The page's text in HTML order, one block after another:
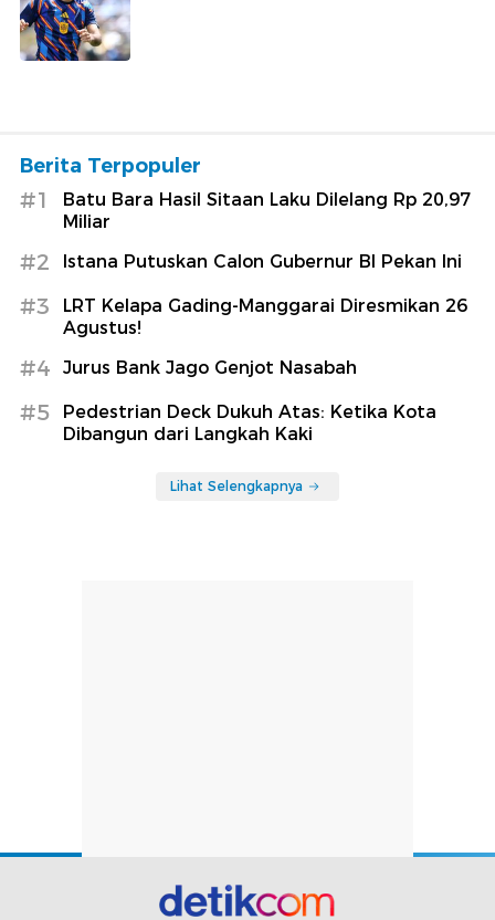
Berita Terpopuler
#1
Batu Bara Hasil Sitaan Laku Dilelang Rp 20,97
Miliar
#2 Istana Putuskan Calon Gubernur BI Pekan Ini
#3
LRT Kelapa Gading-Manggarai Diresmikan 26
Agustus!
#4 Jurus Bank Jago Genjot Nasabah
#5
Pedestrian Deck Dukuh Atas: Ketika Kota
Dibangun dari Langkah Kaki
Lihat Selengkapnya